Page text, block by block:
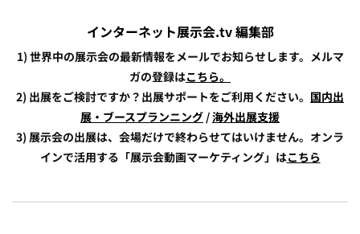
インターネット展示会.tv 編集部
1) 世界中の展示会の最新情報をメールでお知らせします。メルマ
ガの登録はこちら。
2) 出展をご検討ですか？出展サポートをご利用ください。 国内出
展・ブースプランニング /海外出展支援
3) 展示会の出展は、会場だけで終わらせてはいけません。オンラ
インで活用する「展示会動画マーケティング」はこちら